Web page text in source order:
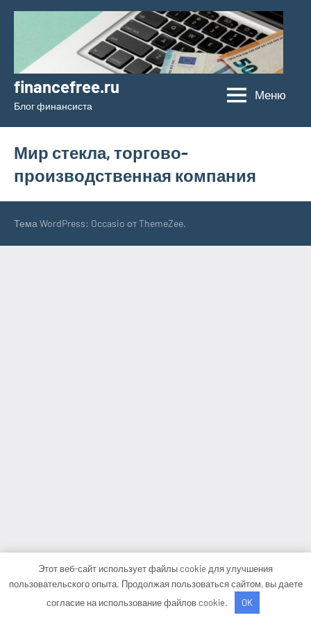
Перейти
содержимому
financefree.ru
Блог финансиста
Меню
Мир стекла, торгово-
производственная компания
Тема WordPress: Occasio от ThemeZee.
Этот веб-сайт использует файлы cookie для улучшения
пользовательского опыта. Продолжая пользоваться сайтом, вы даете
согласие на использование файлов cookie.
OK